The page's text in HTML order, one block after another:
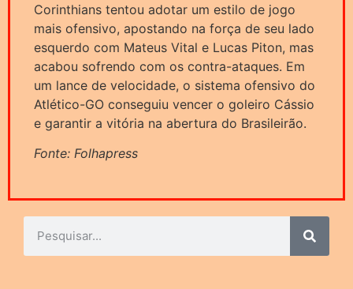
Corinthians tentou adotar um estilo de jogo
mais ofensivo, apostando na força de seu lado
esquerdo com Mateus Vital e Lucas Piton, mas
acabou sofrendo com os contra-ataques. Em
um lance de velocidade, o sistema ofensivo do
Atlético-GO conseguiu vencer o goleiro Cássio
e garantir a vitória na abertura do Brasileirão.
Fonte: Folhapress